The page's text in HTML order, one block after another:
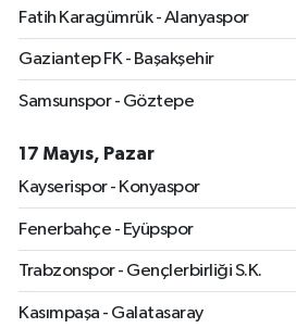
Fatih Karagümrük - Alanyaspor
Gaziantep FK - Başakşehir
Samsunspor - Göztepe
17 Mayıs, Pazar
Kayserispor - Konyaspor
Fenerbahçe - Eyüpspor
Trabzonspor - Gençlerbirliği S.K.
Kasımpaşa - Galatasaray